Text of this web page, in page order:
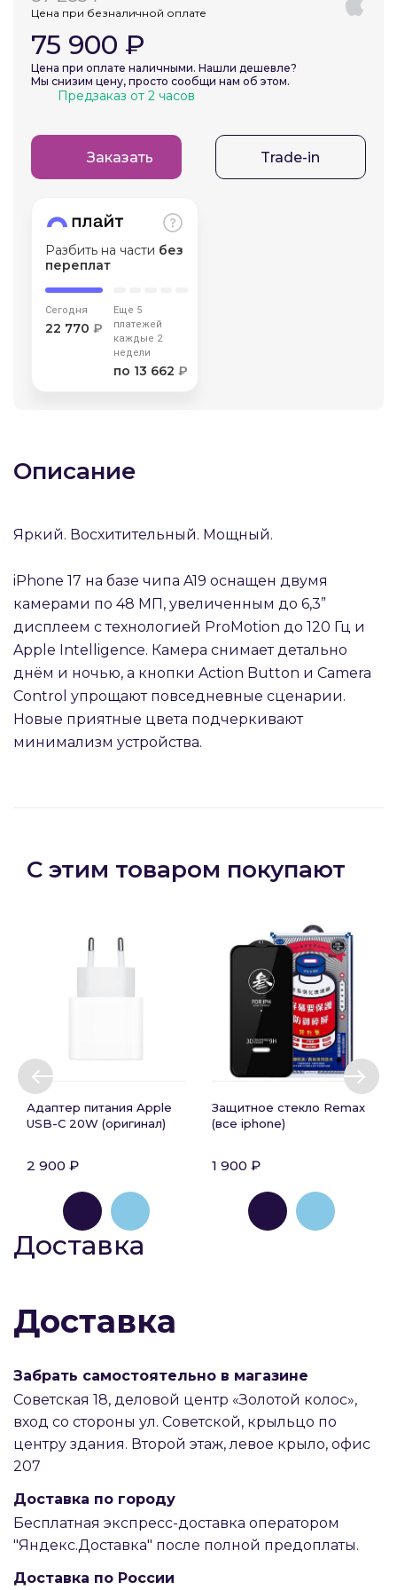
Цена при безналичной оплате
75 900 ₽
Цена при оплате наличными. Нашли дешевле?
Мы снизим цену, просто сообщи нам об этом.
Предзаказ от 2 часов
Заказать Trade-in
Разбить на части без
переплат
Сегодня
22 770 ₽
Еще 5
платежей
каждые 2
недели
по 13 662 ₽
Описание
Яркий. Восхитительный. Мощный.
iPhone 17 на базе чипа A19 оснащен двумя
камерами по 48 МП, увеличенным до 6,3”
дисплеем с технологией ProMotion до 120 Гц и
Apple Intelligence. Камера снимает детально
днём и ночью, а кнопки Action Button и Camera
Control упрощают повседневные сценарии.
Новые приятные цвета подчеркивают
минимализм устройства.
С этим товаром покупают
Адаптер питания Apple
USB-C 20W (оригинал)
2 900 ₽
Защитное стекло Remax
(все iphone)
1 900 ₽
Доставка
Доставка
Забрать самостоятельно в магазине
Советская 18, деловой центр «Золотой колос»,
вход со стороны ул. Советской, крыльцо по
центру здания. Второй этаж, левое крыло, офис
207
Доставка по городу
Бесплатная экспресс-доставка оператором
"Яндекс.Доставка" после полной предоплаты.
Доставка по России
об оплате Плайтом
раз в 2
недели
раз в 2 недели
8 800 302-02-51